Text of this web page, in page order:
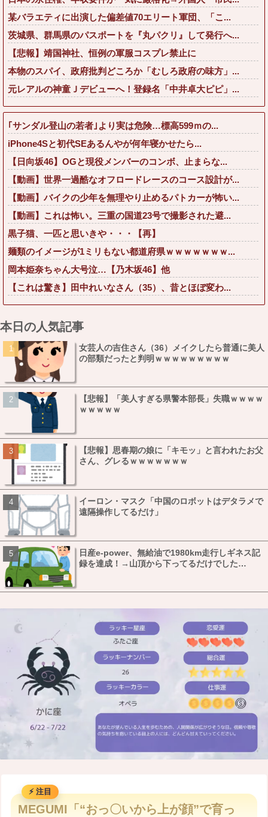
某バラエティに出演した偏差値70エリート軍団、「こ...
茨城県、群馬県のパスポートを『丸パクリ』して発行へ...
【悲報】靖国神社、恒例の軍服コスプレ禁止に
本物のスパイ、政府批判どころか「むしろ政府の味方」...
元レアルの神童Ｊデビューへ！登録名「中井卓大ピピ」...
｢サンダル登山の若者｣より実は危険…標高599ｍの...
iPhone4Sと初代SEあるんやが何年寝かせたら...
【日向坂46】OGと現役メンバーのコンボ、止まらな...
【動画】世界一過酷なオフロードレースのコース設計が...
【動画】バイクの少年を無理やり止めるパトカーが怖い...
【動画】これは怖い。三重の国道23号で撮影された避...
黒子猫、一匹と思いきや・・・【再】
麺類のイメージが1ミリもない都道府県ｗｗｗｗｗｗｗ...
岡本姫奈ちゃん大号泣…【乃木坂46】他
【これは驚き】田中れいなさん（35）、昔とほぼ変わ...
本日の人気記事
女芸人の吉住さん（36）メイクしたら普通に美人
の部類だったと判明ｗｗｗｗｗｗｗｗｗ
【悲報】「美人すぎる県警本部長」失職ｗｗｗｗ
ｗｗｗｗｗ
【悲報】思春期の娘に「キモッ」と言われたお父
さん、グレるｗｗｗｗｗｗｗ
イーロン・マスク「中国のロボットはデタラメで
遠隔操作してるだけ」
日産e-power、無給油で1980km走行しギネス記
録を達成！→山頂から下ってるだけでした…
M
u
MEGUMI「“おっ〇いから上が顔”で育っ